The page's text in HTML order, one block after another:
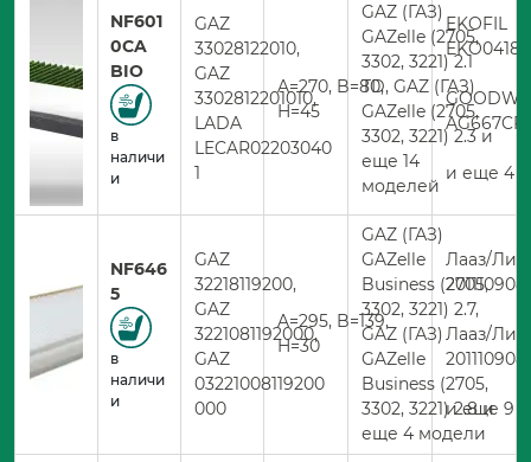
NF601
0CA
BIO
в
наличи
и
GAZ
33028122010,
GAZ
3302812201010,
LADA
LECAR02203040
1
A=270, B=80,
H=45
GAZ (ГАЗ)
GAZelle (2705,
3302, 3221) 2.1
TD, GAZ (ГАЗ)
GAZelle (2705,
3302, 3221) 2.3 и
еще 14
моделей
EKOFIL
EKO0418
и еще 4
NF646
5
в
наличи
и
GAZ
32218119200,
GAZ
3221081192000,
GAZ
03221008119200
000
A=295, B=139,
H=30
GAZ (ГАЗ)
GAZelle
Business (2705,
3302, 3221) 2.7,
GAZ (ГАЗ)
GAZelle
Business (2705,
3302, 3221) 2.8 и
еще 4 модели
Лааз/
Лааз/
и еще 9